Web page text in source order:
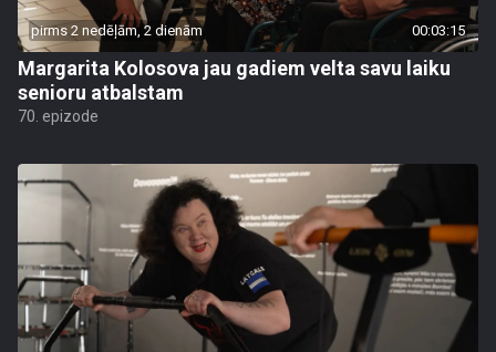
pirms 2 nedēļām, 2 dienām 00:03:15
Margarita Kolosova jau gadiem velta savu laiku
senioru atbalstam
70. epizode